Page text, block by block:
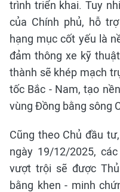
trình triển khai. Tuy
của Chính phủ, hỗ
hạng mục cốt yếu là
đảm thông xe kỹ
thành sẽ khép mạch
tốc Bắc - Nam, tạo
vùng Đồng bằng sông
Cũng theo Chủ đầu
ngày 19/12/2025,
vượt trội sẽ được
bằng khen - minh